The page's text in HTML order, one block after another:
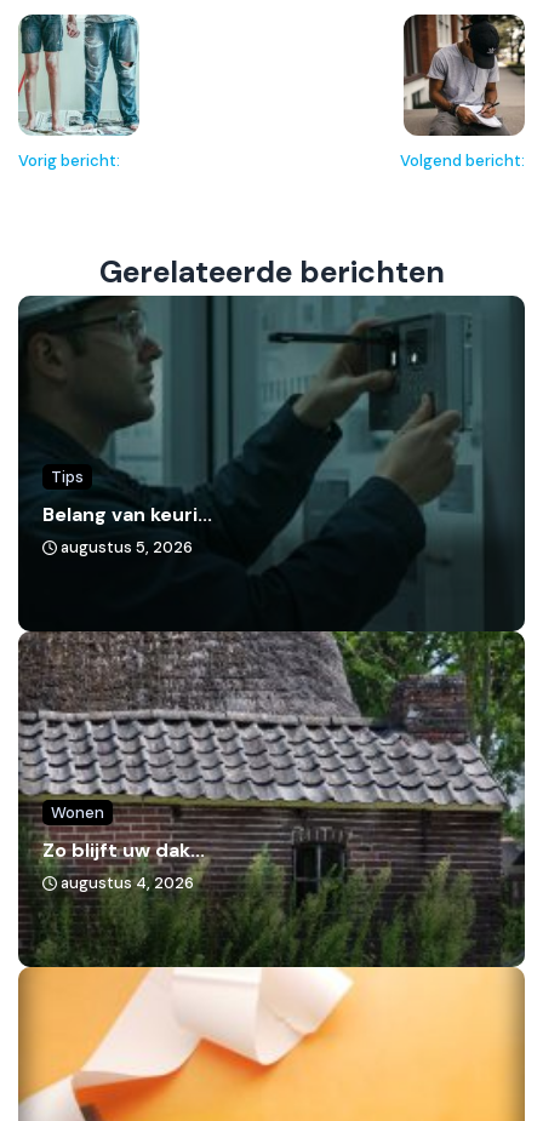
Vorig bericht: Volgend bericht:
Gerelateerde berichten
Tips
Belang van keuri...
augustus 5, 2026
Wonen
Zo blijft uw dak...
augustus 4, 2026